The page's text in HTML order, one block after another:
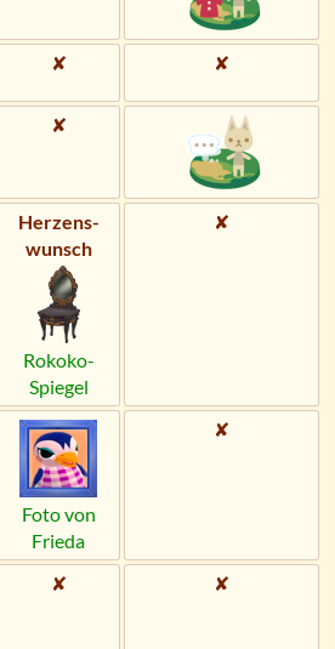
✘ ✘
✘
Herzens­
wunsch
Rokoko-
Spiegel
✘
Foto von
Frieda
✘
✘ ✘